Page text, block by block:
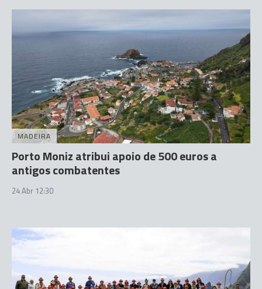
MADEIRA
Porto Moniz atribui apoio de 500 euros a
antigos combatentes
24 Abr 12:30